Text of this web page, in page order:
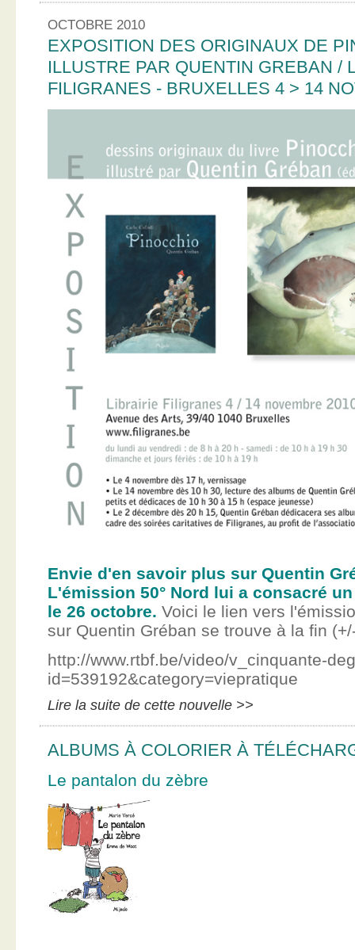
OCTOBRE 2010
EXPOSITION DES ORIGINAUX DE
ILLUSTRE PAR QUENTIN GREBAN /
FILIGRANES - BRUXELLES 4 > 14
Envie d'en savoir plus sur Quentin
L'émission 50° Nord lui a consacré
le 26 octobre. Voici le lien vers
sur Quentin Gréban se trouve à la fin
http://www.rtbf.be/video/v_cinquante-
id=539192&category=viepratique
Lire la suite de cette nouvelle >>
ALBUMS À COLORIER À
Le pantalon du zèbre